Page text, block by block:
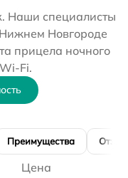
Наши специалисты
Новгороде
прицела ночного
Fi.
Преимущества
Цена